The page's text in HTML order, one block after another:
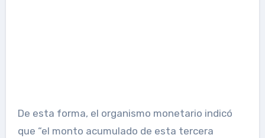
De esta forma, el organismo monetario indicó
que “el monto acumulado de esta tercera